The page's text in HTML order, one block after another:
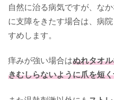
自然に治る病気ですが、な
に支障をきたす場合は、病
すめします。
痒みが強い場合はぬれタオ
きむしらないように爪を短